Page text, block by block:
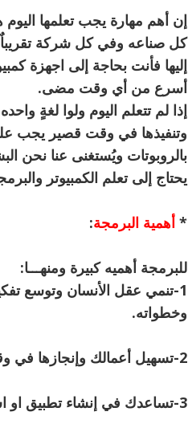
إن أهم مهارة يجب تعلمها
كل صناعه وفي كل شركة تقريباٌ
إليها فأنت بحاجة إلى اجهزة
أسرع من أي وقت مضى.
إذا لم تتعلم اليوم ولوا لغةٍ
وتنفيذها في وقت قصير يجب
بالروبوتات ويُستغنى عنا نحن
يحتاج إلى تعلم الكمبيوتر
* أهمية البرمجة:
للبرمجة أهميه كبيرة ومنهـــا:
1-تنمي عقل الأنسان وتوسع
وخطواته.
2-تسهيل أعمالك وإنجازها في وقت قصير.
3-تساعدك في إنشاء تطبيق او اسكريبت يساعدك في حماية نفسك من الأختراق او التجسس.